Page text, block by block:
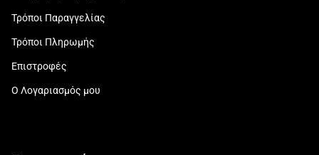
Τρόποι Παραγγελίας
Τρόποι Πληρωμής
Επιστροφές
Ο Λογαριασμός μου